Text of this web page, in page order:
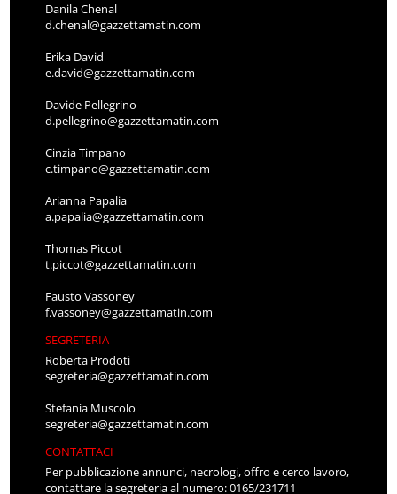
Danila Chenal
d.chenal@gazzettamatin.com
Erika David
e.david@gazzettamatin.com
Davide Pellegrino
d.pellegrino@gazzettamatin.com
Cinzia Timpano
c.timpano@gazzettamatin.com
Arianna Papalia
a.papalia@gazzettamatin.com
Thomas Piccot
t.piccot@gazzettamatin.com
Fausto Vassoney
f.vassoney@gazzettamatin.com
SEGRETERIA
Roberta Prodoti
segreteria@gazzettamatin.com
Stefania Muscolo
segreteria@gazzettamatin.com
CONTATTACI
Per pubblicazione annunci, necrologi, offro e cerco lavoro,
contattare la segreteria al numero: 0165/231711